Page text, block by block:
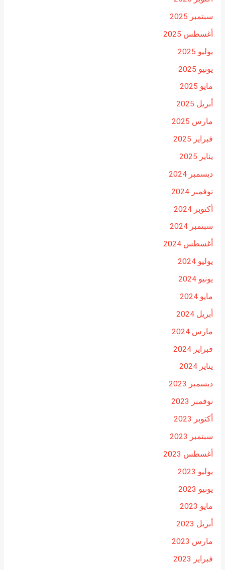
سبتمبر 2025
أغسطس 2025
يوليو 2025
يونيو 2025
مايو 2025
أبريل 2025
مارس 2025
فبراير 2025
يناير 2025
ديسمبر 2024
نوفمبر 2024
أكتوبر 2024
سبتمبر 2024
أغسطس 2024
يوليو 2024
يونيو 2024
مايو 2024
أبريل 2024
مارس 2024
فبراير 2024
يناير 2024
ديسمبر 2023
نوفمبر 2023
أكتوبر 2023
سبتمبر 2023
أغسطس 2023
يوليو 2023
يونيو 2023
مايو 2023
أبريل 2023
مارس 2023
فبراير 2023